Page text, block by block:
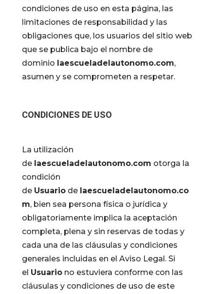
condiciones de uso en esta página, las
limitaciones de responsabilidad y las
obligaciones que, los usuarios del sitio web
que se publica bajo el nombre de
dominio laescueladelautonomo.com,
asumen y se comprometen a respetar.
CONDICIONES DE USO
La utilización
de laescueladelautonomo.com otorga la
condición
de Usuariode laescueladelautonomo.co
m, bien sea persona física o jurídica y
obligatoriamente implica la aceptación
completa, plena y sin reservas de todas y
cada una de las cláusulas y condiciones
generales incluidas en el Aviso Legal. Si
el Usuariono estuviera conforme con las
cláusulas y condiciones de uso de este